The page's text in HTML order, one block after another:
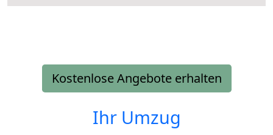
Kostenlose Angebote erhalten
Ihr Umzug